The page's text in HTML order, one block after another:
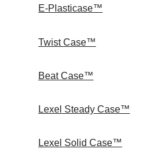
E-Plasticase™
Twist Case™
Beat Case™
Lexel Steady Case™
Lexel Solid Case™